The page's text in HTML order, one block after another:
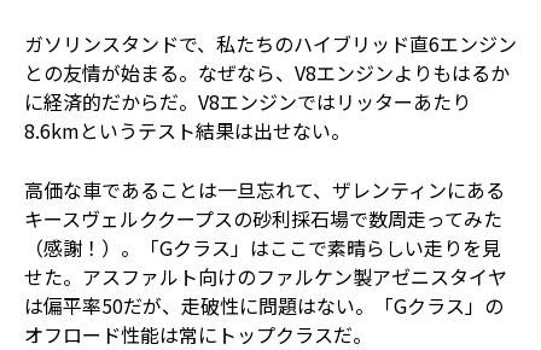
ガソリンスタンドで、私たちのハイブリッド直6エンジン
との友情が始まる。なぜなら、V8エンジンよりもはるか
に経済的だからだ。V8エンジンではリッターあたり
8.6kmというテスト結果は出せない。
高価な車であることは一旦忘れて、ザレンティンにある
キースヴェルククープスの砂利採石場で数周走ってみた
（感謝！）。「Gクラス」はここで素晴らしい走りを見
せた。アスファルト向けのファルケン製アゼニスタイヤ
は偏平率50だが、走破性に問題はない。「Gクラス」の
オフロード性能は常にトップクラスだ。